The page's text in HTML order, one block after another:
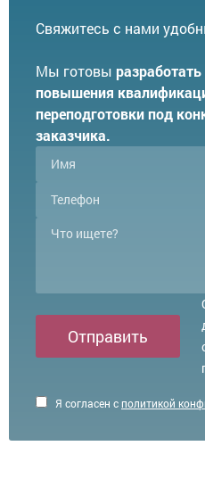
Свяжитесь с нами
Мы готовы
повышения
переподготовки под
заказчика.
Я согласен сполитикой
Отправить